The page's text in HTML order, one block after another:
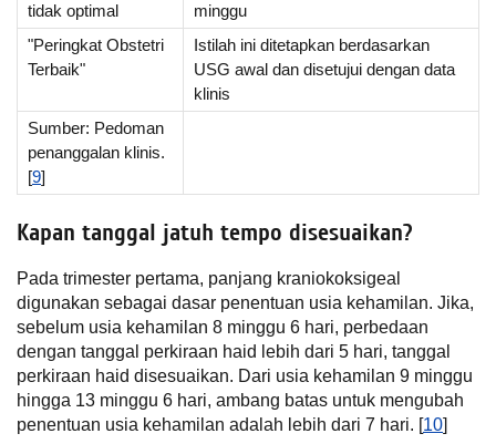
tidak optimal
minggu
"Peringkat Obstetri
Terbaik"
Istilah ini ditetapkan berdasarkan
USG awal dan disetujui dengan data
klinis
Sumber: Pedoman
penanggalan klinis.
[9]
Kapan tanggal jatuh tempo disesuaikan?
Pada trimester pertama, panjang kraniokoksigeal
digunakan sebagai dasar penentuan usia kehamilan. Jika,
sebelum usia kehamilan 8 minggu 6 hari, perbedaan
dengan tanggal perkiraan haid lebih dari 5 hari, tanggal
perkiraan haid disesuaikan. Dari usia kehamilan 9 minggu
hingga 13 minggu 6 hari, ambang batas untuk mengubah
penentuan usia kehamilan adalah lebih dari 7 hari. [10]